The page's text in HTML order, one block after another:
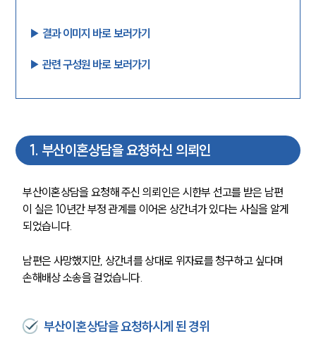
▶︎ 결과 이미지 바로 보러가기
▶︎ 관련 구성원 바로 보러가기
1. 부산이혼상담을 요청하신 의뢰인
부산이혼상담을 요청해 주신 의뢰인은 시한부 선고를 받은 남편
이 실은 10년간 부정 관계를 이어온 상간녀가 있다는 사실을 알게
되었습니다.
남편은 사망했지만, 상간녀를 상대로 위자료를 청구하고 싶다며
손해배상 소송을 걸었습니다.
부산이혼상담을 요청하시게 된 경위